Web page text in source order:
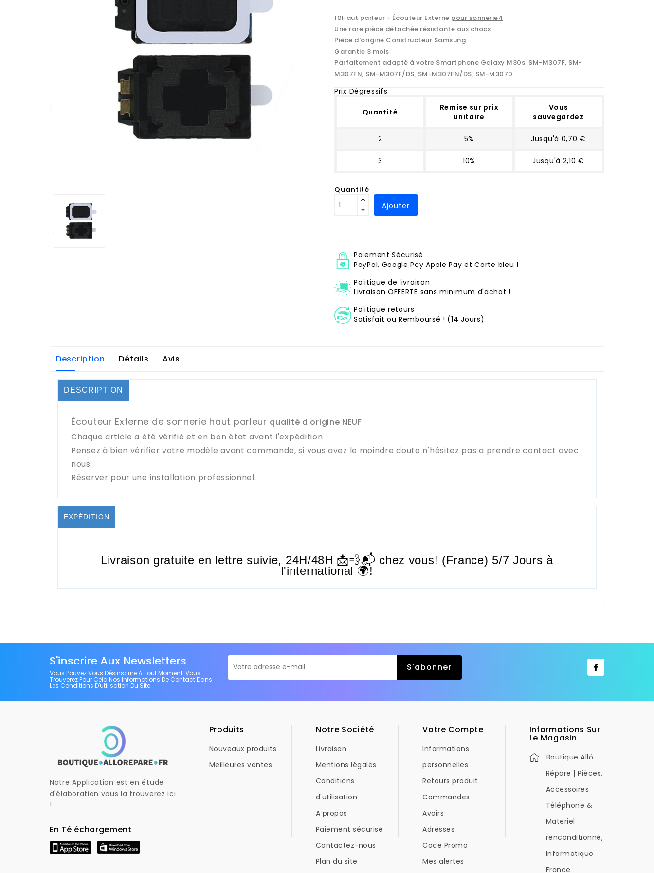
10Haut parleur - Écouteur Externe pour sonnerie4
Une rare pièce détachée résistante aux chocs
Pièce d'origine Constructeur Samsung.
Garantie 3 mois
Parfaitement adapté à votre Smartphone Galaxy M30s SM-M307F, SM-
M307FN, SM-M307F/DS, SM-M307FN/DS, SM-M3070
Prix Dégressifs
Quantité
Remise sur prix
unitaire
Vous
sauvegardez
2 5% Jusqu'à 0,70 €
3 10% Jusqu'à 2,10 €
Quantité
Ajouter
Paiement Sécurisé
PayPal, Google Pay Apple Pay et Carte bleu !
Politique de livraison
Livraison OFFERTE sans minimum d'achat !
Politique retours
Satisfait ou Remboursé ! (14 Jours)
Description Détails Avis
DESCRIPTION
Écouteur Externe de sonnerie haut parleur qualité d'origine NEUF
Chaque article a été vérifié et en bon état avant l'expédition
Pensez à bien vérifier votre modèle avant commande, si vous avez le moindre doute n'hésitez pas a prendre contact avec
nous.
Réserver pour une installation professionnel.
EXPÉDITION
Livraison gratuite en lettre suivie, 24H/48H 📩💨📬 chez vous! (France) 5/7 Jours à
l'international 🌍!
S'inscrire Aux Newsletters
Vous Pouvez Vous Désinscrire À Tout Moment. Vous
Trouverez Pour Cela Nos Informations De Contact Dans
Les Conditions D'utilisation Du Site.
Notre Application est en étude
d'élaboration vous la trouverez ici
!
En Téléchargement
Produits
Nouveaux produits
Meilleures ventes
Notre Société
Livraison
Mentions légales
Conditions
d'utilisation
A propos
Paiement sécurisé
Contactez-nous
Plan du site
Votre Compte
Informations
personnelles
Retours produit
Commandes
Avoirs
Adresses
Code Promo
Mes alertes
Informations Sur
Le Magasin
Boutique Allô
Répare | Pièces,
Accessoires
Téléphone &
Materiel
renconditionné,
Informatique
France